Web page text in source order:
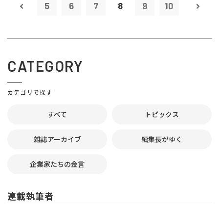
5 6 7 8 9 10
CATEGORY
カテゴリで探す
すべて トピックス
雑誌アーカイブ 編集長がゆく
企業家たちの金言
連載執筆者